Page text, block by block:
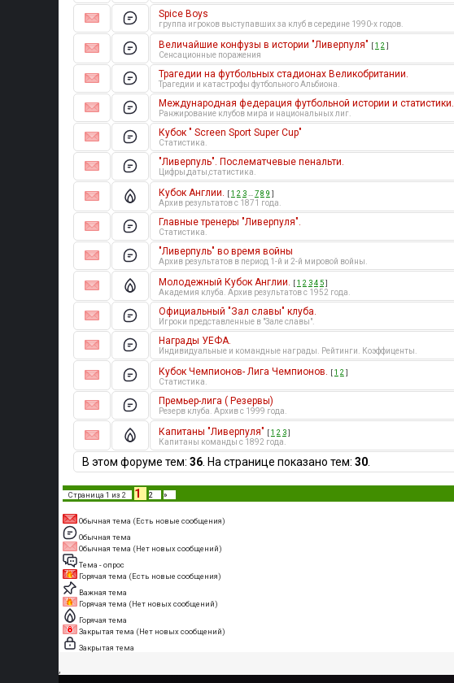
Spice Boys
группа игроков выступавших за клуб в середине 1990-х годов.
Величайшие конфузы в истории "Ливерпуля" [1 2 ]
Сенсационные поражения
Трагедии на футбольных стадионах Великобритании.
Трагедии и катастрофы футбольного Альбиона.
Международная федерация футбольной истории и статистики.
Ранжирование клубов мира и национальных лиг.
Кубок " Screen Sport Super Cup"
Статистика.
"Ливерпуль". Послематчевые пенальти.
Цифры,даты,статистика.
Кубок Англии. [1 2 3… 78 9 ]
Архив результатов с 1871 года.
Главные тренеры "Ливерпуля".
Статистика.
"Ливерпуль" во время войны
Архив результатов в период 1-й и 2-й мировой войны.
Молодежный Кубок Англии. [1 2 345]
Академия клуба. Архив результатов с 1952 года.
Официальный "Зал славы" клуба.
Игроки представленные в "Зале славы".
Награды УЕФА.
Индивидуальные и командные награды. Рейтинги. Коэффиценты.
Кубок Чемпионов- Лига Чемпионов. [1 2 ]
Статистика.
Премьер-лига ( Резервы)
Резерв клуба. Архив с 1999 года.
Капитаны "Ливерпуля" [1 2 3]
Капитаны команды с 1892 года.
В этом форуме тем: 36. На странице показано тем: 30.
Страница 1 из 2 1 2 »
Обычная тема (Есть новые сообщения)
Обычная тема
Обычная тема (Нет новых сообщений)
Тема - опрос
Горячая тема (Есть новые сообщения)
Важная тема
Горячая тема (Нет новых сообщений)
Горячая тема
Закрытая тема (Нет новых сообщений)
Закрытая тема
,